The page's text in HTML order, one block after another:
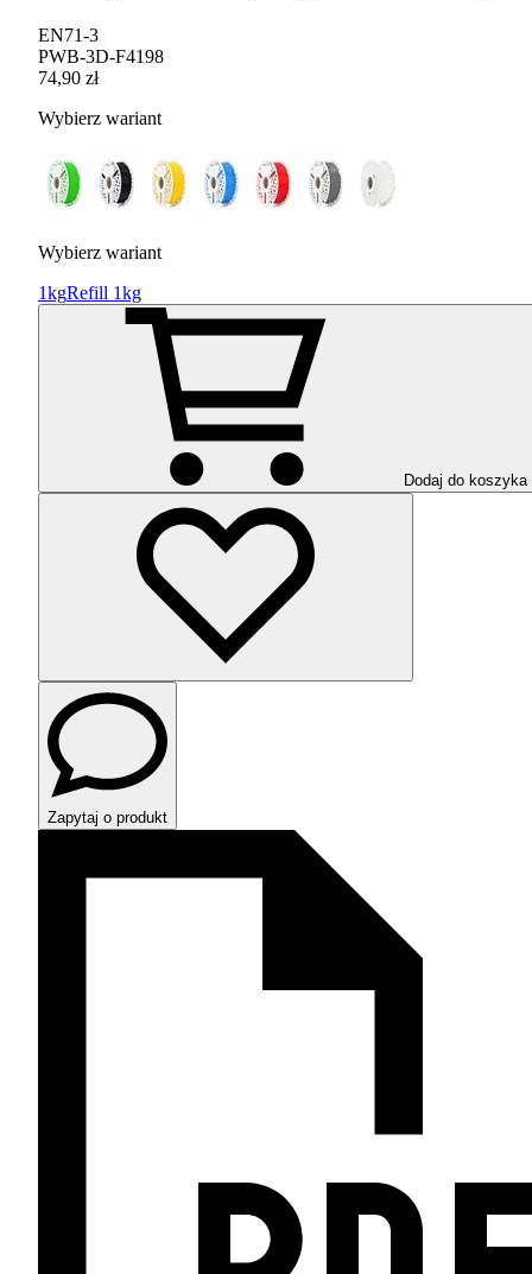
EN71-3
PWB-3D-F4198
74,90 zł
Wybierz wariant
Wybierz wariant
1kgRefill 1kg
Dodaj do koszyka
Zapytaj o produkt